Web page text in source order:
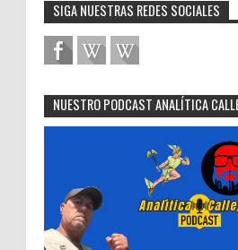
SIGA NUESTRAS REDES SOCIALES
NUESTRO PODCAST ANALÍTICA